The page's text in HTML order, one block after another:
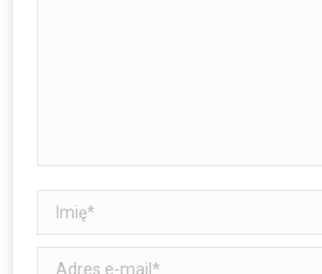
Imię *
Adres e-mail *